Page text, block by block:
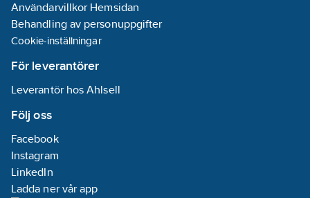
Användarvillkor Hemsidan
Behandling av personuppgifter
Cookie-inställningar
För leverantörer
Leverantör hos Ahlsell
Följ oss
Facebook
Instagram
LinkedIn
Ladda ner vår app